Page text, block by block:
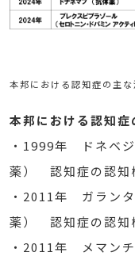
本邦における認知症の主な
本邦における認知症
・1999年 ドネベ
薬） 認知症の認知
・2011年 ガラン
薬） 認知症の認知
・2011年 メマン